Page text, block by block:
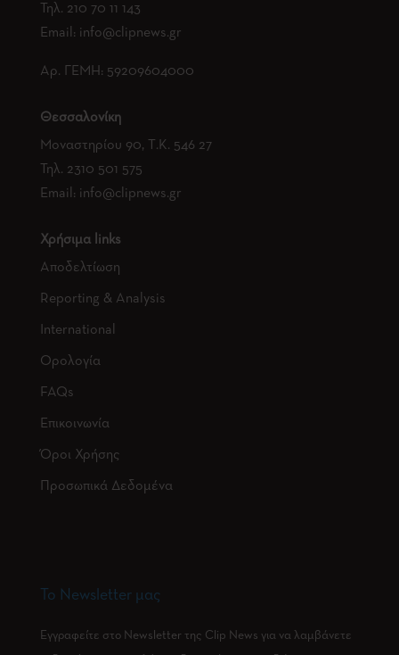
Τηλ. 210 70 11 143
Email: info@clipnews.gr
Αρ. ΓΕΜΗ: 59209604000
Θεσσαλονίκη
Μοναστηρίου 90, Τ.Κ. 546 27
Τηλ. 2310 501 575
Email: info@clipnews.gr
Χρήσιμα links
Αποδελτίωση
Reporting & Analysis
International
Ορολογία
FAQs
Επικοινωνία
Όροι Χρήσης
Προσωπικά Δεδομένα
Το Newsletter μας
Εγγραφείτε στο Newsletter της Clip News για να λαμβάνετε